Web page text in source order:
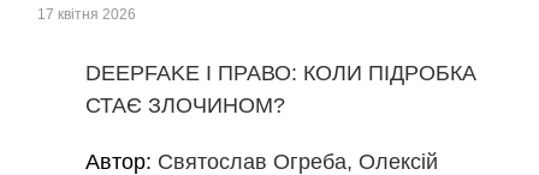
17 квітня 2026
DEEPFAKE І ПРАВО: КОЛИ ПІДРОБКА
СТАЄ ЗЛОЧИНОМ?
Автор: Святослав Огреба, Олексій